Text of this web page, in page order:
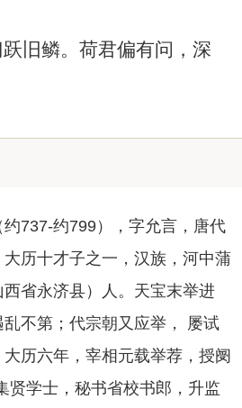
旧鳞。荷君偏有问，深
约737-约799），字允言，唐代
大历十才子之一，汉族，河中蒲
西省永济县）人。天宝末举进
乱不第；代宗朝又应举， 屡试
大历六年，宰相元载举荐，授阌
贤学士，秘书省校书郎，升监